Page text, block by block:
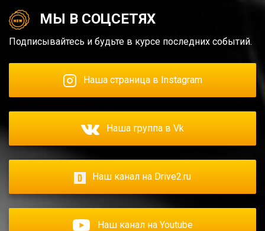
МЫ В СОЦСЕТЯХ
Подписывайтесь и будьте в курсе последних событий.
Наша страница в Instagram
Наша группа в Vk
Наш канал на Drive2.ru
Наш канал на Youtube